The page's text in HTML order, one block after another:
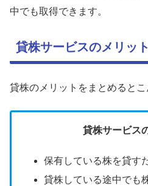
中でも取得できます。
貸株サービスのメリット
貸株のメリットをまとめるとこ
貸株サービス
保有している株を貸す
貸株している途中でも